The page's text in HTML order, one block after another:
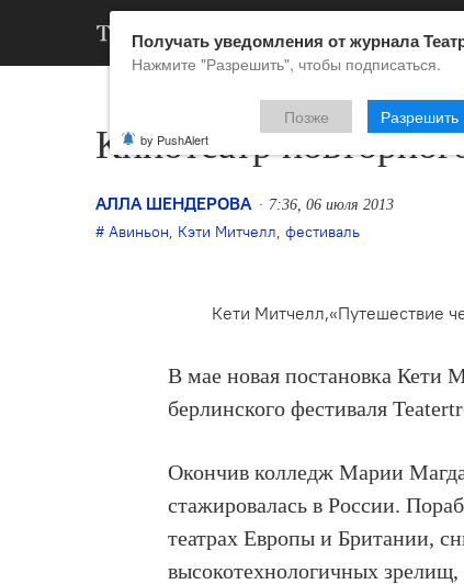
Кинотеатр
АЛЛА ШЕНДЕРОВА 7:36, 06 июля 2013
Авиньон, Кэти Митчелл, фестиваль
Кети Митчелл,«Путешествие
В мае новая постановка Кети
берлинского фестиваля
Окончив колледж Марии
стажировалась в России.
театрах Европы и Британии,
высокотехнологичных зрелищ,
Получать уведомления от журнала
Нажмите "Разрешить", чтобы подписаться.
Позже Разрешить
by PushAlert